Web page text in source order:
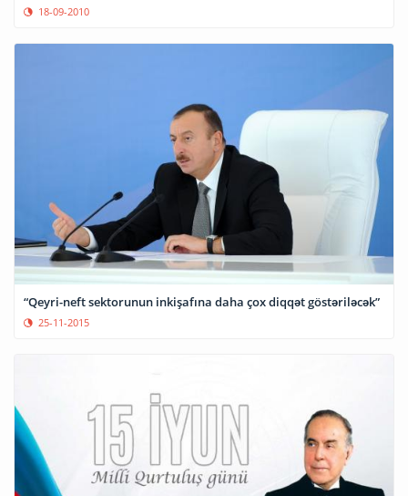
18-09-2010
“Qeyri-neft sektorunun inkişafına daha çox diqqət göstəriləcək”
25-11-2015